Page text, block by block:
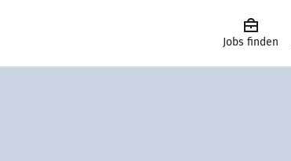
Jobs finden